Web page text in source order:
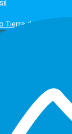
Tierra del Fuego
Grande
TURISMO
- Lago Calcagno
70mts Cerro de los
y Rappel 20mts